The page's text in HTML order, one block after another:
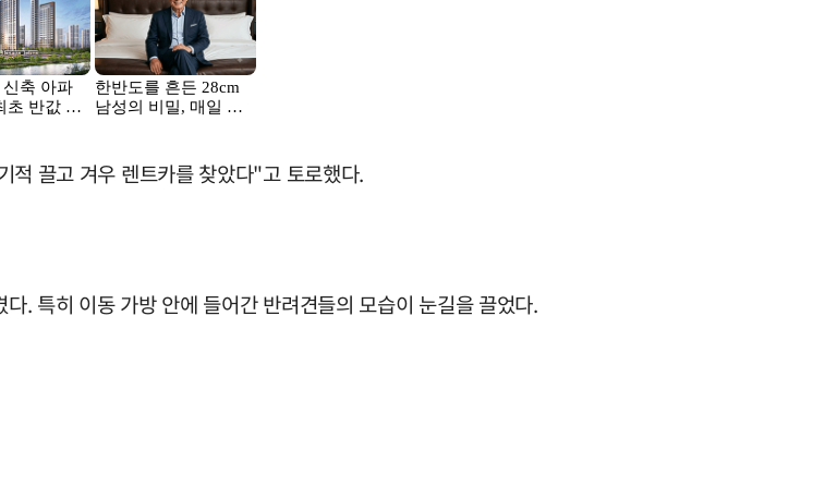
끌고 겨우 렌트카를 찾았다"고 토로했다.
. 특히 이동 가방 안에 들어간 반려견들의 모습이 눈길을 끌었다.